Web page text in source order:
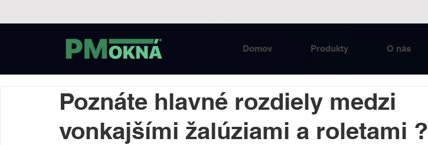
Domov Produkty O nás
Poznáte hlavné rozdiely medzi
vonkajšími žalúziami a roletami ?